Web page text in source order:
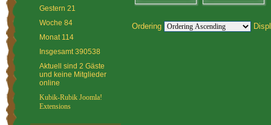
Gestern 21
Woche 84
Monat 114
Insgesamt390538
Aktuell sind 2 Gäste
und keine Mitglieder
online
Kubik-Rubik Joomla!
Extensions
Ordering